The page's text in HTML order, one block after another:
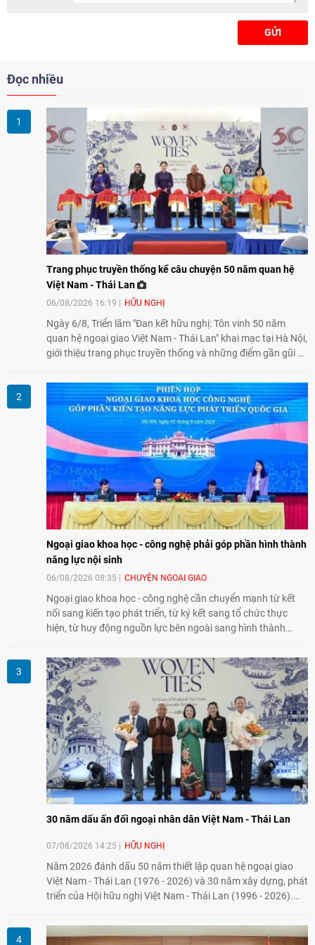
GỬI
Đọc nhiều
Trang phục truyền thống kể câu chuyện 50 năm quan hệ
Việt Nam - Thái Lan
06/08/2026 16:19 HỮU NGHỊ
Ngày 6/8, Triển lãm "Đan kết hữu nghị: Tôn vinh 50 năm
quan hệ ngoại giao Việt Nam - Thái Lan" khai mạc tại Hà Nội,
giới thiệu trang phục truyền thống và những điểm gần gũi về
giao lưu nhân dân trong chặng đường nửa thế kỷ quan hệ
song phương.
Ngoại giao khoa học - công nghệ phải góp phần hình thành
năng lực nội sinh
06/08/2026 08:35 CHUYỆN NGOẠI GIAO
Ngoại giao khoa học - công nghệ cần chuyển mạnh từ kết
nối sang kiến tạo phát triển, từ ký kết sang tổ chức thực
hiện, từ huy động nguồn lực bên ngoài sang hình thành
nghệ, đổi mới sáng tạo và chuyển đổi số trở thành động lực
phát triển đất nước.
30 năm dấu ấn đối ngoại nhân dân Việt Nam - Thái Lan
07/08/2026 14:25 HỮU NGHỊ
Năm 2026 đánh dấu 50 năm thiết lập quan hệ ngoại giao
Việt Nam - Thái Lan (1976 - 2026) và 30 năm xây dựng, phát
triển của Hội hữu nghị Việt Nam - Thái Lan (1996 - 2026).
tình hữu nghị, đồng thời từng bước mở rộng hoạt động từ
giao lưu truyền thống sang kết nối địa phương, doanh